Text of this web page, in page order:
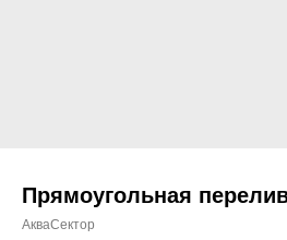
Прямоугольная
АкваСектор